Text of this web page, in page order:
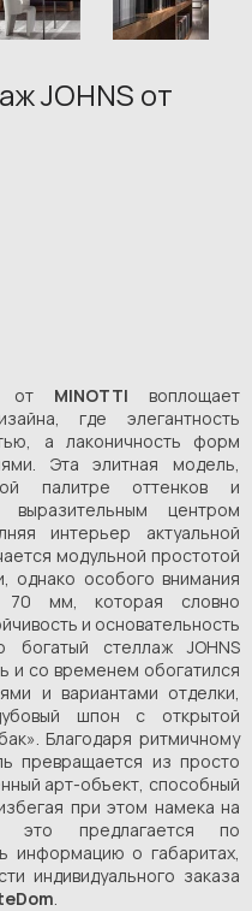
JOHNS от
от MINOTTIвоплощает
где элегантность
а лаконичность форм
Эта элитная модель,
палитре оттенков и
центром
интерьер актуальной
модульной простотой
однако особого внимания
70 мм, которая словно
и основательность
богатый стеллаж JOHNS
и со временем обогатился
и вариантами отделки,
шпон с открытой
Благодаря ритмичному
превращается из просто
арт-объект, способный
при этом намека на
предлагается по
информацию о габаритах,
индивидуального заказа
.